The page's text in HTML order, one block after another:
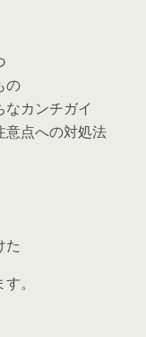
の
なカンチガイ
意点への対処法
た
。